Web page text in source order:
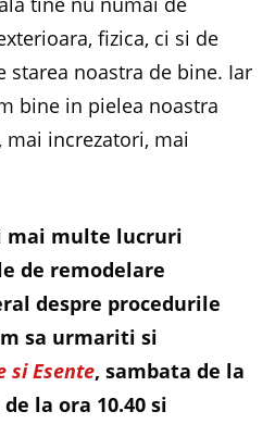
fizica, ci si de
starea noastra de bine. Iar
bine in pielea noastra
increzatori, mai
mai multe lucruri
de remodelare
despre procedurile
sa urmariti si
si Esente, sambata de la
la ora 10.40 si